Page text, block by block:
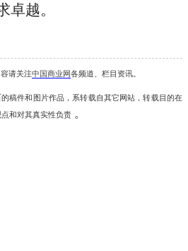
卓越。
请关注中国商业网各频道、栏目资讯。
的稿件和图片作品，系转载自其它网站，转载目的在
和对其真实性负责 。